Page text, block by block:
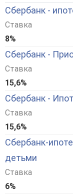
Сбербанк -
Ставка
8%
Сбербанк -
Ставка
15,6%
Сбербанк -
Ставка
15,6%
Сбербанк-
детьми
Ставка
6%